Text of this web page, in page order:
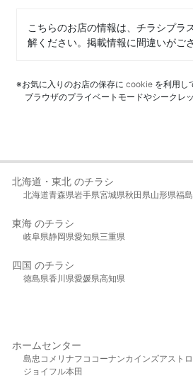
こちらのお店の情報は、チラシプラ
解ください。掲載情報に間違いがご
※お気に入りのお店の保存に cookie を利用し
ブラウザのプライベートモードやシークレ
北海道・東北 のチラシ
北海道青森県岩手県宮城県秋田県山形県福
東海 のチラシ
岐阜県静岡県愛知県三重県
四国 のチラシ
徳島県香川県愛媛県高知県
ホームセンター
島忠 コメリ ナフコ コーナンカインズアスト
ジョイフル本田